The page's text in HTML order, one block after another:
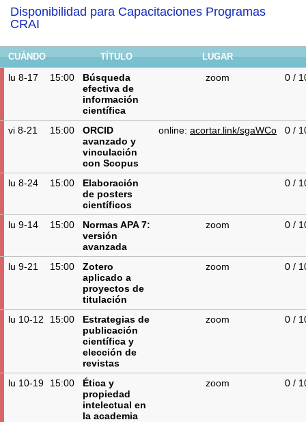
Disponibilidad para Capacitaciones Programas
CRAI
CUÁNDO TÍTULO LUGAR
lu 8-17 15:00
Búsqueda
efectiva de
información
científica
zoom 0 /
vi 8-21 15:00
ORCID
avanzado y
vinculación
con Scopus
online: acortar.link/sgaWCo 0 /
lu 8-24 15:00
Elaboración
de posters
científicos
0 /
lu 9-14 15:00
Normas APA 7:
versión
avanzada
zoom 0 /
lu 9-21 15:00
Zotero
aplicado a
proyectos de
titulación
zoom 0 /
lu 10-12 15:00
Estrategias de
publicación
científica y
elección de
revistas
zoom 0 /
lu 10-19 15:00
Ética y
propiedad
intelectual en
la academia
zoom 0 /